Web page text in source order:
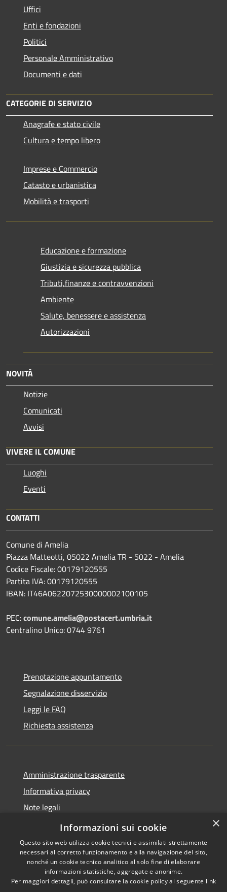
Uffici
Enti e fondazioni
Politici
Personale Amministrativo
Documenti e dati
CATEGORIE DI SERVIZIO
Anagrafe e stato civile
Cultura e tempo libero
Imprese e Commercio
Catasto e urbanistica
Mobilità e trasporti
Educazione e formazione
Giustizia e sicurezza pubblica
Tributi,finanze e contravvenzioni
Ambiente
Salute, benessere e assistenza
Autorizzazioni
NOVITÀ
Notizie
Comunicati
Avvisi
VIVERE IL COMUNE
Luoghi
Eventi
CONTATTI
Comune di Amelia
Piazza Matteotti, 05022 Amelia TR - 5022 - Amelia
Codice Fiscale: 00179120555
Partita IVA: 00179120555
IBAN: IT46A0622072530000002100105
PEC:comune.amelia@postacert.umbria.it
Centralino Unico: 0744 9761
Prenotazione appuntamento
Segnalazione disservizio
Leggi le FAQ
Richiesta assistenza
Amministrazione trasparente
Informativa privacy
Note legali
Dichiarazione di accessibilità
Accessibilità
Copyright © 2026 • Comune di
Amelia • Powered by
×
Informazioni sui cookie
Questo sito web utilizza cookie tecnici e assimilati strettamente
necessari al corretto funzionamento e alla navigazione del sito,
nonché un cookie tecnico analitico al solo fine di elaborare
informazioni statistiche, aggregate e anonime.
Per maggiori dettagli, può consultare la cookie policy al seguente link